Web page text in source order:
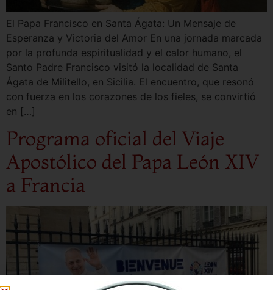
El Papa Francisco en Santa Ágata: Un Mensaje de
Esperanza y Victoria del Amor En una jornada marcada
por la profunda espiritualidad y el calor humano, el
Santo Padre Francisco visitó la localidad de Santa
Ágata de Militello, en Sicilia. El encuentro, que resonó
con fuerza en los corazones de los fieles, se convirtió
en […]
Programa oficial del Viaje
Apostólico del Papa León XIV
a Francia